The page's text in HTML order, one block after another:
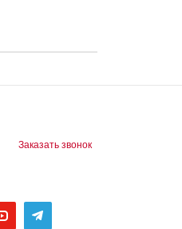
Заказать звонок